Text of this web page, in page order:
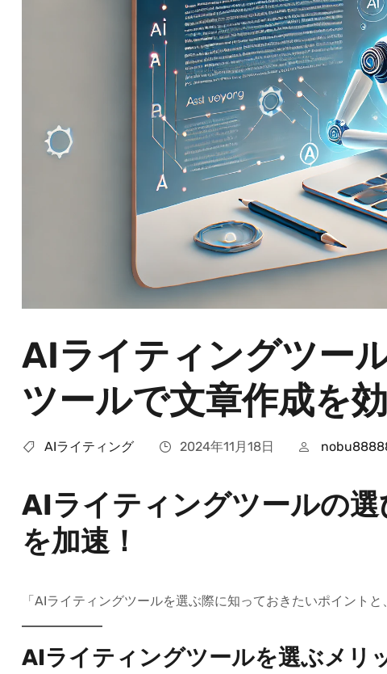
AIライティングツー
ツールで文章作成を効
AIライティング 2024年11月18日
AIライティングツールの
を加速！
「AIライティングツールを選ぶ際に知っておきたいポイント
AIライティングツールを選ぶメリ